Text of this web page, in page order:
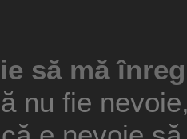
să mă
nu fie